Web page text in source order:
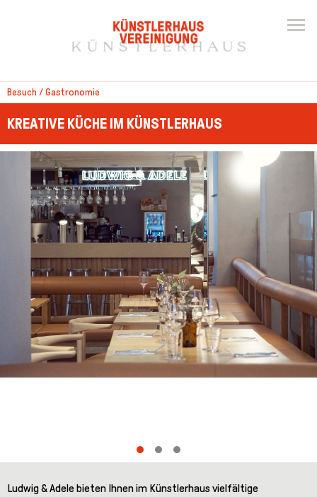
Besuch / Gastronomie
KREATIVE KÜCHE IM KÜNSTLERHAUS
Ludwig & Adele bieten Ihnen im Künstlerhaus vielfältige